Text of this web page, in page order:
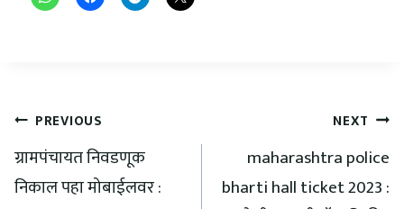
PREVIOUS
ग्रामपंचायत निवडणूक
निकाल पहा मोबाईलवर :
NEXT
maharashtra police
bharti hall ticket 2023 :